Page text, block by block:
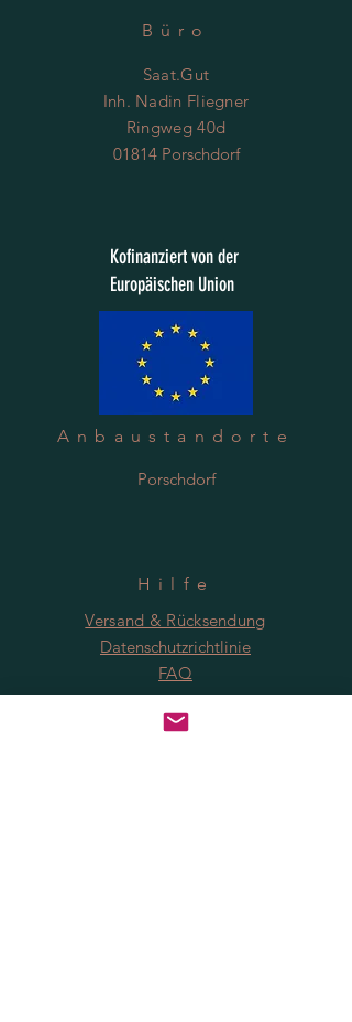
Büro
Saat.Gut
Inh. Nadin Fliegner
Ringweg 40d
01814 Porschdorf
Kofinanziert von der
Europäischen Union
Anbaustandorte
Porschdorf
Hilfe
Versand & Rücksendung
Datenschutzrichtlinie
FAQ